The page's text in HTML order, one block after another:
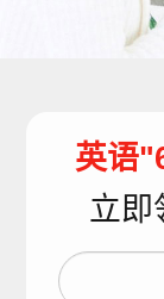
英语
立即